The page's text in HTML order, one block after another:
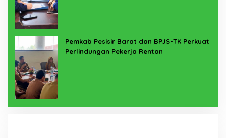
Pemkab Pesisir Barat dan BPJS-TK Perkuat
Perlindungan Pekerja Rentan